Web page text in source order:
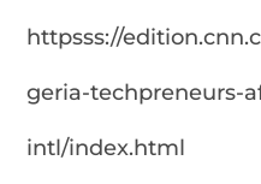
httpsss://
geria-techpreneurs-
intl/index.html